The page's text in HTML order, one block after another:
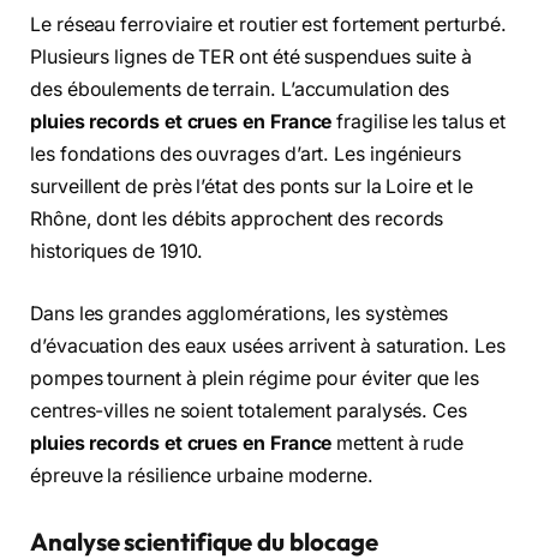
Le réseau ferroviaire et routier est fortement perturbé.
Plusieurs lignes de TER ont été suspendues suite à
des éboulements de terrain. L’accumulation des
pluies records et crues en France fragilise les talus et
les fondations des ouvrages d’art. Les ingénieurs
surveillent de près l’état des ponts sur la Loire et le
Rhône, dont les débits approchent des records
historiques de 1910.
Dans les grandes agglomérations, les systèmes
d’évacuation des eaux usées arrivent à saturation. Les
pompes tournent à plein régime pour éviter que les
centres-villes ne soient totalement paralysés. Ces
pluies records et crues en France mettent à rude
épreuve la résilience urbaine moderne.
Analyse scientifique du blocage